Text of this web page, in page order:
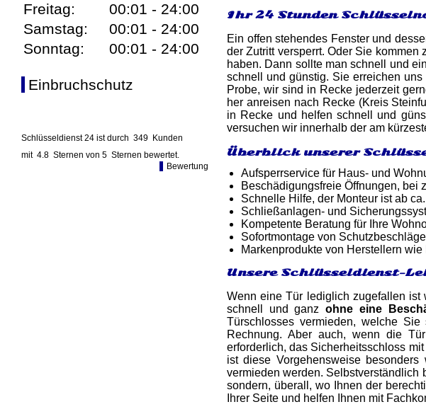
Freitag:
00:01 - 24:00
Samstag:
00:01 - 24:00
Sonntag:
00:01 - 24:00
Einbruchschutz
Schlüsseldienst 24 ist durch 349 Kunden
mit 4.8 Sternen von 5 Sternen bewertet.
Bewertung
Ihr 24 Stunden
Ein offen stehendes Fenster und
der Zutritt versperrt. Oder Sie
haben. Dann sollte man schnell und
schnell und günstig. Sie erreichen
Probe, wir sind in Recke jederzeit
her anreisen nach Recke (Kreis
in Recke und helfen schnell und
versuchen wir innerhalb der am
Überblick unserer
Aufsperrservice für Haus- und
Beschädigungsfreie Öffnungen, bei
Schnelle Hilfe, der Monteur ist ab
Schließanlagen- und
Kompetente Beratung für Ihre
Sofortmontage von
Markenprodukte von Herstellern
Unsere Schlüsseldienst-
Wenn eine Tür lediglich zugefallen ist
schnell und ganzohne eine
Türschlosses vermieden, welche
Rechnung. Aber auch, wenn die
erforderlich, das Sicherheitsschloss
ist diese Vorgehensweise
vermieden werden. Selbstverständlich
sondern, überall, wo Ihnen der
Ihrer Seite und helfen Ihnen mit